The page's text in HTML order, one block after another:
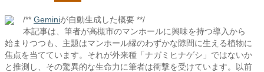
/** Geminiが自動生成した概要 **/
本記事は、筆者が高槻市のマンホールに興味を持つ導入から
始まりつつも、主題はマンホール縁のわずかな隙間に生える植物に
焦点を当てています。それが外来種「ナガミヒナゲシ」ではないか
と推測し、その驚異的な生命力に筆者は衝撃を受けています。以前